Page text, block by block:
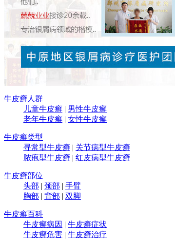
牛皮癣人群
儿童牛皮癣 | 男性牛皮癣
老年牛皮癣 | 女性牛皮癣
牛皮癣类型
寻常型牛皮癣 | 关节病型牛皮癣
脓疱型牛皮癣 | 红皮病型牛皮癣
牛皮癣部位
头部 | 颈部 | 手臂
胸部 | 背部 | 双脚
牛皮癣百科
牛皮癣病因 | 牛皮癣症状
牛皮癣危害 | 牛皮癣治疗